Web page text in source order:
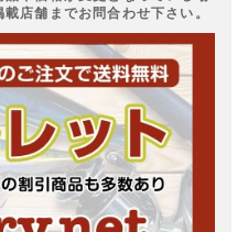
店舗までお問合わせ下さい。